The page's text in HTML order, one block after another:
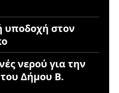
υποδοχή στον
νερού για την
Δήμου Β.